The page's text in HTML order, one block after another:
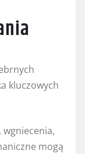
kluczowych
wgniecenia,
mogą